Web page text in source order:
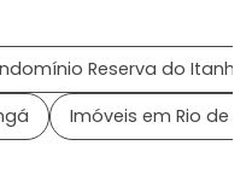
Reserva do
Imóveis em Rio de